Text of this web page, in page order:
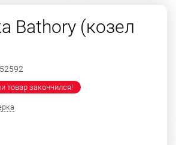
Bathory (козел
товар закончился!